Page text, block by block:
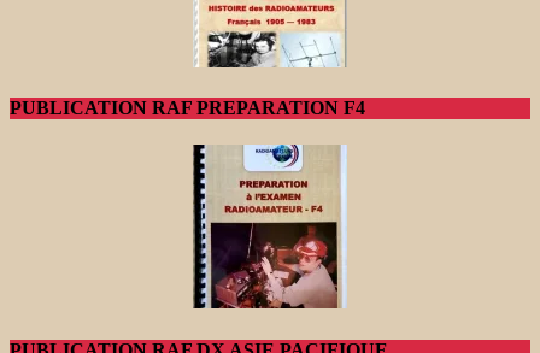
PUBLICATION RAF PREPARATION F4